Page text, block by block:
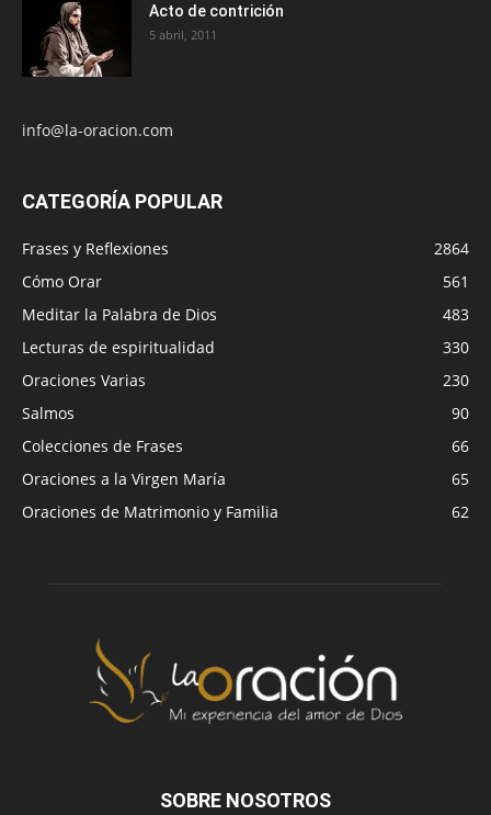
Acto de contrición
5 abril, 2011
info@la-oracion.com
CATEGORÍA POPULAR
Frases y Reflexiones
2864
Cómo Orar
561
Meditar la Palabra de Dios
483
Lecturas de espiritualidad
330
Oraciones Varias
230
Salmos
90
Colecciones de Frases
66
Oraciones a la Virgen María
65
Oraciones de Matrimonio y Familia
62
SOBRE NOSOTROS